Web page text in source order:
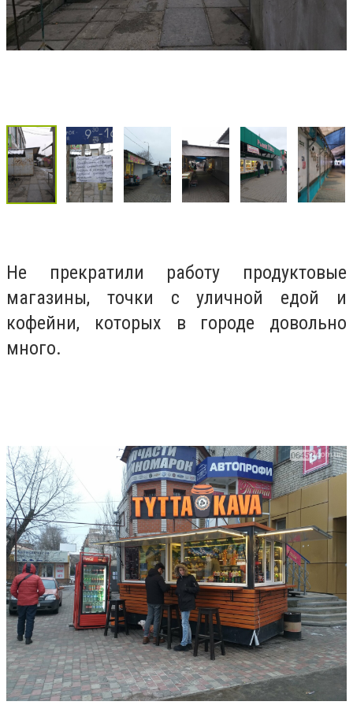
Не прекратили работу продуктовые
магазины, точки с уличной едой и
кофейни, которых в городе довольно
много.